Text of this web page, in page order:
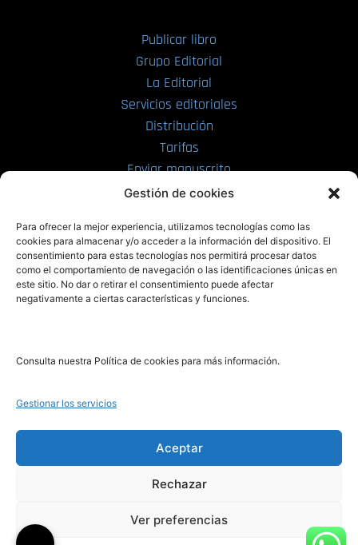
Gestión de cookies
Para ofrecer la mejor experiencia, utilizamos tecnologías como las
cookies para almacenar y/o acceder a la información del dispositivo. El
consentimiento para estas tecnologías nos permitirá procesar datos
como el comportamiento de navegación o las identificaciones únicas en
este sitio. No dar o retirar el consentimiento puede afectar
negativamente a ciertas características y funciones.
Consulta nuestra Política de cookies para más información.
Gestionar los servicios
Aceptar
Rechazar
Ver preferencias
Publicar libro
Grupo Editorial
La Editorial
Servicios editoriales
Distribución
Tarifas
Enviar manuscrito
PRL | Media
PRL | Films
PRL | Play
PRL | LAB
Noticias
Legal
Aviso Legal
Política de Cookies
Política de Privacidad